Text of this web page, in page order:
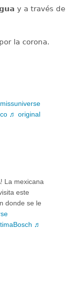
y a través de
la corona.
♬ original
La mexicana
este
donde se le
♬